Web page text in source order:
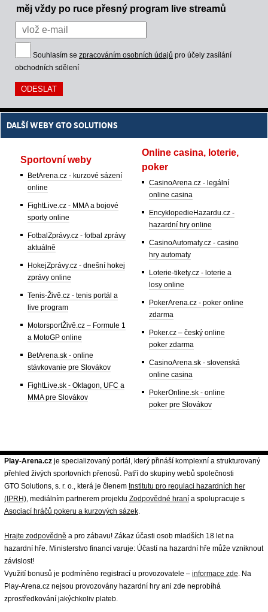
měj vždy po ruce přesný program live streamů
Souhlasím se zpracováním osobních údajů pro účely zasílání
obchodních sdělení
DALŠÍ WEBY GTO SOLUTIONS
Sportovní weby
BetArena.cz - kurzové sázení
online
FightLive.cz - MMA a bojové
sporty online
FotbalZprávy.cz - fotbal zprávy
aktuálně
HokejZprávy.cz - dnešní hokej
zprávy online
Tenis-Živě.cz - tenis portál a
live program
MotorsportŽivě.cz – Formule 1
a MotoGP online
BetArena.sk - online
stávkovanie pre Slovákov
FightLive.sk - Oktagon, UFC a
MMA pre Slovákov
Online casina, loterie,
poker
CasinoArena.cz - legální
online casina
EncyklopedieHazardu.cz -
hazardní hry online
CasinoAutomaty.cz - casino
hry automaty
Loterie-tikety.cz - loterie a
losy online
PokerArena.cz - poker online
zdarma
Poker.cz – český online
poker zdarma
CasinoArena.sk - slovenská
online casina
PokerOnline.sk - online
poker pre Slovákov
Play-Arena.cz je specializovaný portál, který přináší komplexní a strukturovaný
přehled živých sportovních přenosů. Patří do skupiny webů společnosti
GTO Solutions, s. r. o., která je členem Institutu pro regulaci hazardních her
(IPRH) , mediálním partnerem projektu Zodpovědné hraní a spolupracuje s
Asociací hráčů pokeru a kurzových sázek
Hrajte zodpovědně a pro zábavu! Zákaz účasti osob mladších 18 let na
hazardní hře. Ministerstvo financí varuje: Účastí na hazardní hře může vzniknout
závislost!
Využití bonusů je podmíněno registrací u provozovatele – informace zde . Na
Play-Arena.cz nejsou provozovány hazardní hry ani zde neprobíhá
zprostředkování jakýchkoliv plateb.